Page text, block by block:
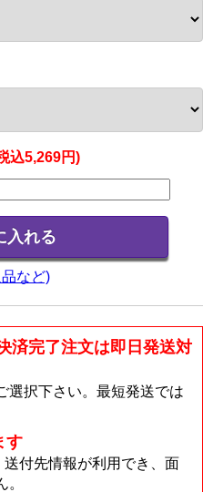
込5,269円)
など)
済完了注文は即日発送対
選択下さい。最短発送では
す
付先情報が利用でき、面